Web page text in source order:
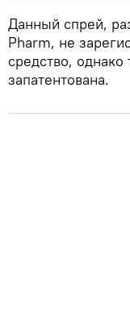
Данный спрей,
Pharm, не
средство, однако
запатентована.